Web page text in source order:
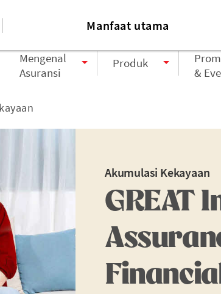
Mengenal
Asuransi
Produk
&
Akumulasi Kekayaan
GREAT
Manfaat utama